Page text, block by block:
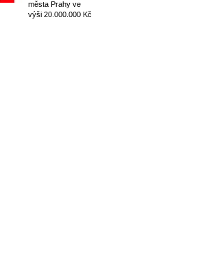
města Prahy ve
výši 20.000.000 Kč